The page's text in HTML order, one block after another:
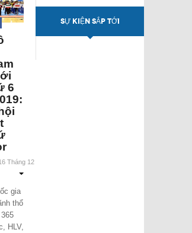
6
Tháng 12 2019
gia
thổ
HLV,
SỰ KIỆN SẮP TỚI